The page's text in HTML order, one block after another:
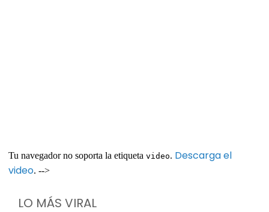
Tu navegador no soporta la etiqueta video. Descarga el
video. -->
LO MÁS VIRAL